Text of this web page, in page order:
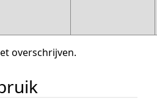
overschrijven.